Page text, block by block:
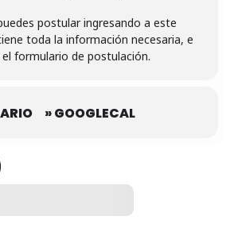
postular ingresando a este
toda la información necesaria, e
formulario de postulación.
» GOOGLECAL